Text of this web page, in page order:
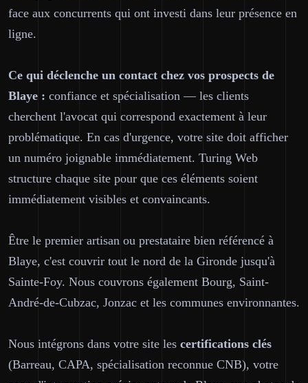
face aux concurrents qui ont investi dans leur présence en
ligne.
Ce qui déclenche un contact chez vos prospects de
Blaye : confiance et spécialisation — les clients
cherchent l'avocat qui correspond exactement à leur
problématique. En cas d'urgence, votre site doit afficher
un numéro joignable immédiatement. Turing Web
structure chaque site pour que ces éléments soient
immédiatement visibles et convaincants.
Être le premier artisan ou prestataire bien référencé à
Blaye, c'est couvrir tout le nord de la Gironde jusqu'à
Sainte-Foy. Nous couvrons également Bourg, Saint-
André-de-Cubzac, Jonzac et les communes environnantes.
Nous intégrons dans votre site les certifications clés
(Barreau, CAPA, spécialisation reconnue CNB), votre